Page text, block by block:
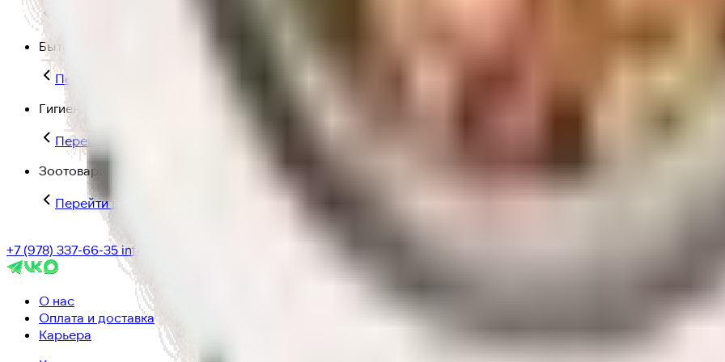
Бытовая химия
Перейти в категорию Бытовая химия
Гигиена и уход
Перейти в категорию Гигиена и уход
Зоотовары
Перейти в категорию Зоотовары
+7 (978) 337-66-35info@ic-dostavka.ru
О нас
Оплата и доставка
Карьера